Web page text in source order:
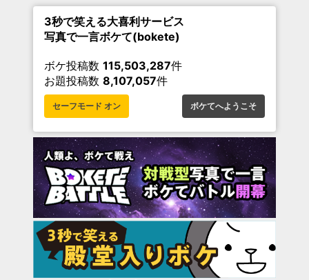
3秒で笑える大喜利サービス
写真で一言ボケて(bokete)
ボケ投稿数 115,503,287件
お題投稿数 8,107,057件
セーフモード オン ボケてへようこそ